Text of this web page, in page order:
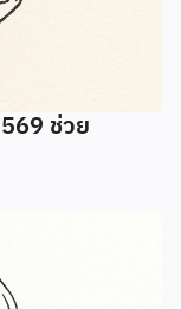
ช่วย